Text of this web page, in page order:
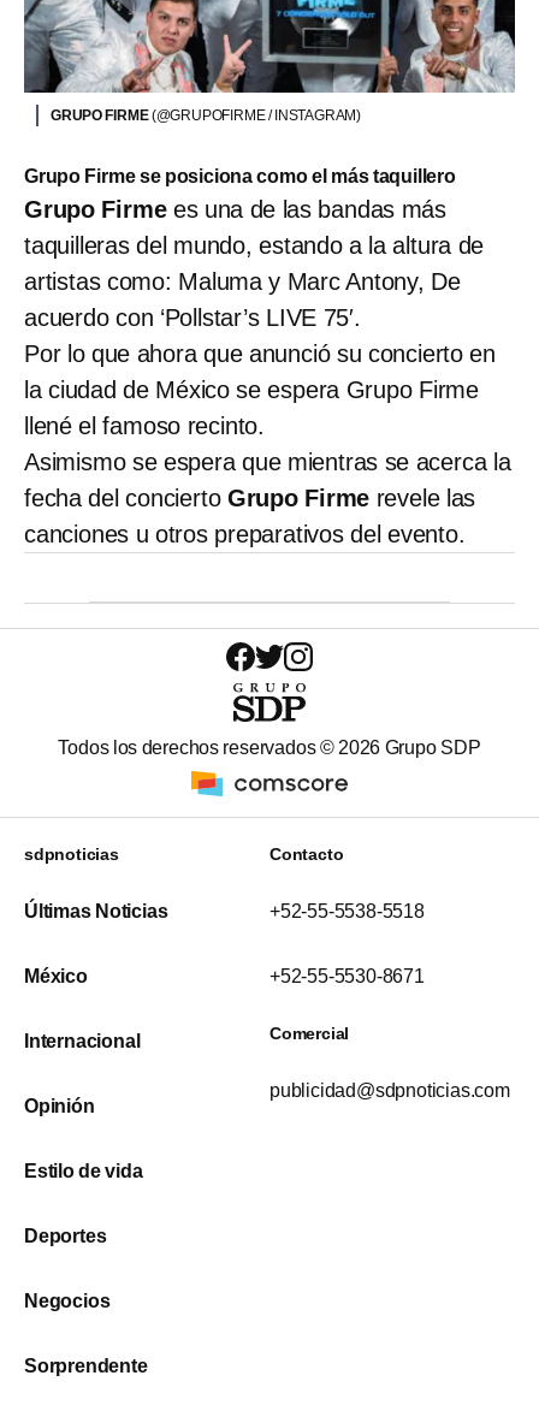
GRUPO FIRME(@GRUPOFIRME / INSTAGRAM)
Grupo Firme se posiciona como el más taquillero
Grupo Firme es una de las bandas más
taquilleras del mundo, estando a la altura de
artistas como: Maluma y Marc Antony, De
acuerdo con ‘Pollstar’s LIVE 75′.
Por lo que ahora que anunció su concierto en
la ciudad de México se espera Grupo Firme
llené el famoso recinto.
Asimismo se espera que mientras se acerca la
fecha del concierto Grupo Firme revele las
canciones u otros preparativos del evento.
Todos los derechos reservados © 2026 Grupo SDP
sdpnoticias
Últimas Noticias
México
Internacional
Opinión
Estilo de vida
Deportes
Negocios
Sorprendente
Contacto
+52-55-5538-5518
+52-55-5530-8671
Comercial
publicidad@sdpnoticias.com